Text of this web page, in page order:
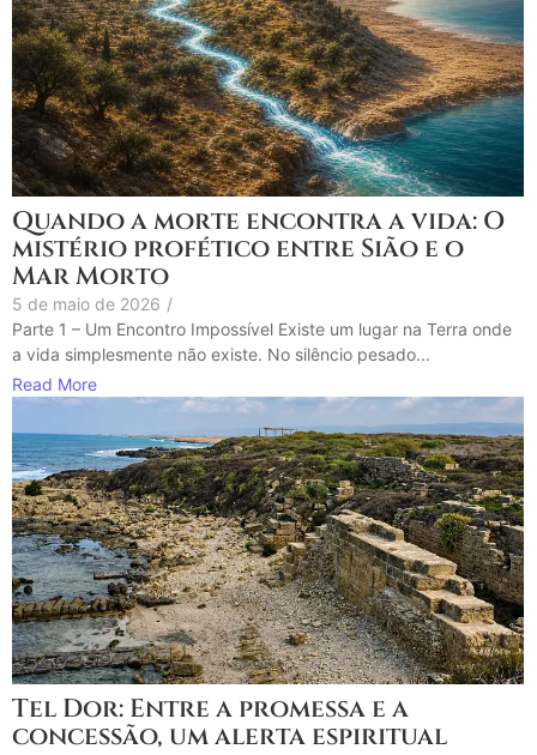
Quando a morte encontra a vida: O
mistério profético entre Sião e o
Mar Morto
5 de maio de 2026 /
Parte 1 – Um Encontro Impossível Existe um lugar na Terra onde
a vida simplesmente não existe. No silêncio pesado...
Read More
Tel Dor: Entre a promessa e a
concessão, um alerta espiritual